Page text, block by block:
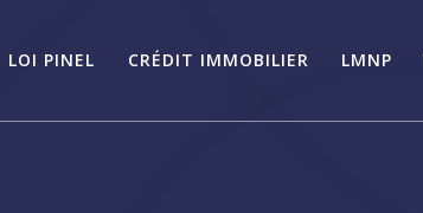
LOI PINEL CRÉDIT IMMOBILIER LMNP